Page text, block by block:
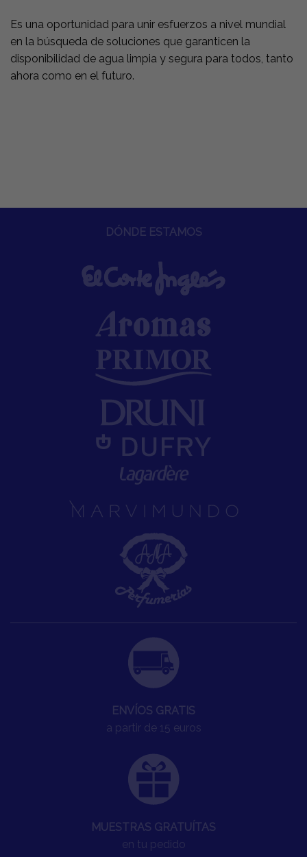
Es una oportunidad para unir esfuerzos a nivel mundial
en la búsqueda de soluciones que garanticen la
disponibilidad de agua limpia y segura para todos, tanto
ahora como en el futuro.
DÓNDE ESTAMOS
ENVÍOS GRATIS
a partir de 15 euros
MUESTRAS GRATUÍTAS
en tu pedido